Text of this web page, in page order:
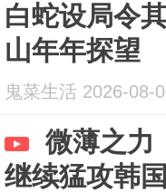
白蛇设局令
山年年探望
鬼菜生活 2026-08-
微薄之力
继续猛攻韩